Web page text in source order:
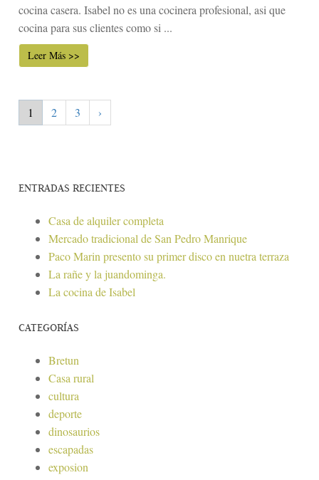
cocina casera. Isabel no es una cocinera profesional, asi que
cocina para sus clientes como si ...
Leer Más >>
1 2 3 ›
ENTRADAS RECIENTES
Casa de alquiler completa
Mercado tradicional de San Pedro Manrique
Paco Marin presento su primer disco en nuetra terraza
La rañe y la juandominga.
La cocina de Isabel
CATEGORÍAS
Bretun
Casa rural
cultura
deporte
dinosaurios
escapadas
exposion